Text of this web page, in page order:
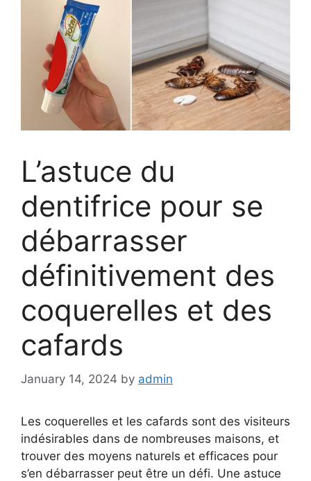
L’astuce du
dentifrice pour se
débarrasser
définitivement des
coquerelles et des
cafards
January 14, 2024 by admin
Les coquerelles et les cafards sont des visiteurs
indésirables dans de nombreuses maisons, et
trouver des moyens naturels et efficaces pour
s’en débarrasser peut être un défi. Une astuce